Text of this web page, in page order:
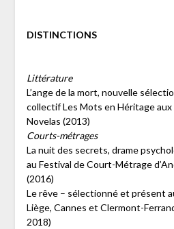
DISTINCTIONS
Littérature
L’ange de la mort, nouvelle
collectif Les Mots en Héritage aux
Novelas (2013)
Courts-métrages
La nuit des secrets, drame
au Festival de Court-Métrage
(2016)
Le rêve – sélectionné et présent
Liège, Cannes et Clermont-
2018)